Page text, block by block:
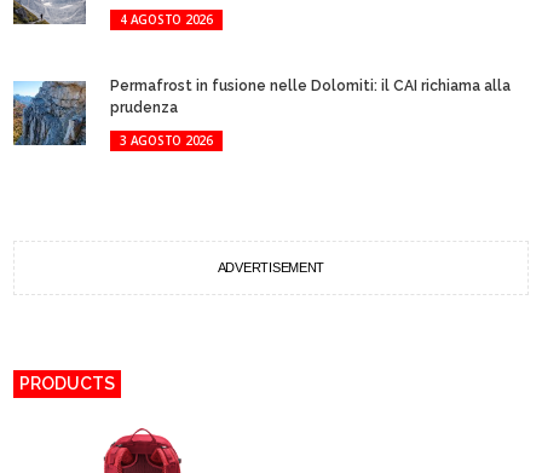
4 AGOSTO 2026
Permafrost in fusione nelle Dolomiti: il CAI richiama alla
prudenza
3 AGOSTO 2026
ADVERTISEMENT
PRODUCTS